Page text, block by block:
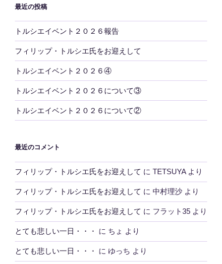
最近の投稿
トルシエイベント２０２６報告
フィリップ・トルシエ氏をお迎えして
トルシエイベント２０２６④
トルシエイベント２０２６について③
トルシエイベント２０２６について②
最近のコメント
フィリップ・トルシエ氏をお迎えして に TETSUYAより
フィリップ・トルシエ氏をお迎えして に 中村理沙 より
フィリップ・トルシエ氏をお迎えして に フラット35 より
とても悲しい一日・・・ に ちょ より
とても悲しい一日・・・ に ゆっち より